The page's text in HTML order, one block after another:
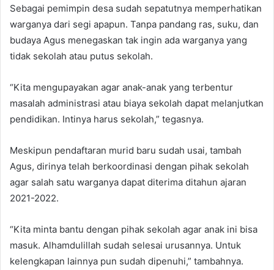
Sebagai pemimpin desa sudah sepatutnya memperhatikan
warganya dari segi apapun. Tanpa pandang ras, suku, dan
budaya Agus menegaskan tak ingin ada warganya yang
tidak sekolah atau putus sekolah.
“Kita mengupayakan agar anak-anak yang terbentur
masalah administrasi atau biaya sekolah dapat melanjutkan
pendidikan. Intinya harus sekolah,” tegasnya.
Meskipun pendaftaran murid baru sudah usai, tambah
Agus, dirinya telah berkoordinasi dengan pihak sekolah
agar salah satu warganya dapat diterima ditahun ajaran
2021-2022.
“Kita minta bantu dengan pihak sekolah agar anak ini bisa
masuk. Alhamdulillah sudah selesai urusannya. Untuk
kelengkapan lainnya pun sudah dipenuhi,” tambahnya.